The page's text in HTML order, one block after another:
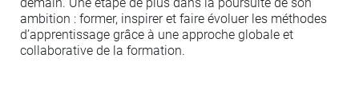
ambition : former, inspirer et faire évoluer les méthodes
d’apprentissage grâce à une approche globale et
collaborative de la formation.